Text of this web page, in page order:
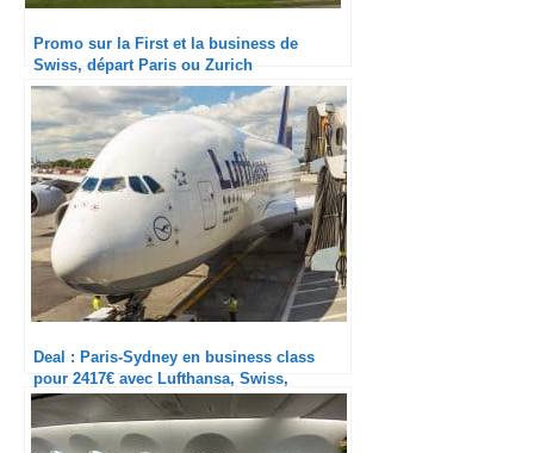
Promo sur la First et la business de
Swiss, départ Paris ou Zurich
Deal : Paris-Sydney en business class
pour 2417€ avec Lufthansa, Swiss,
Singapore Airlines et ANA